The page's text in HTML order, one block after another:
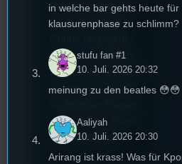
Sommer geht das
Festival in die 44.
die Festivalleitung,
hat sich für uns Zeit
genommen um die
rund um das Event
zu beantworten.
in welche bar gehts heute
klausurenphase zu schlimm?
stufu fan #1
10. Juli. 2026 20:32
meinung zu den beatles 😳😳
Aaliyah
10. Juli. 2026 20:30
Arirang ist krass! Was für